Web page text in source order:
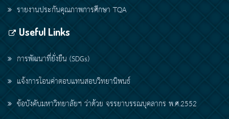
รายงานประกันคุณภาพการศึกษา TQA
Useful Links
การพัฒนาที่ยั่งยืน (SDGs)
แจ้งการโอนค่าตอบแทนสอบวิทยานิพนธ์
ข้อบังคับมหาวิทยาลัยฯ ว่าด้วย จรรยาบรรณบุคลากร พ.ศ.2552